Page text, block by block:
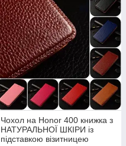
Чохол на Honor 400 книжка з
НАТУРАЛЬНОЇ ШКІРИ із
підставкою візитницею